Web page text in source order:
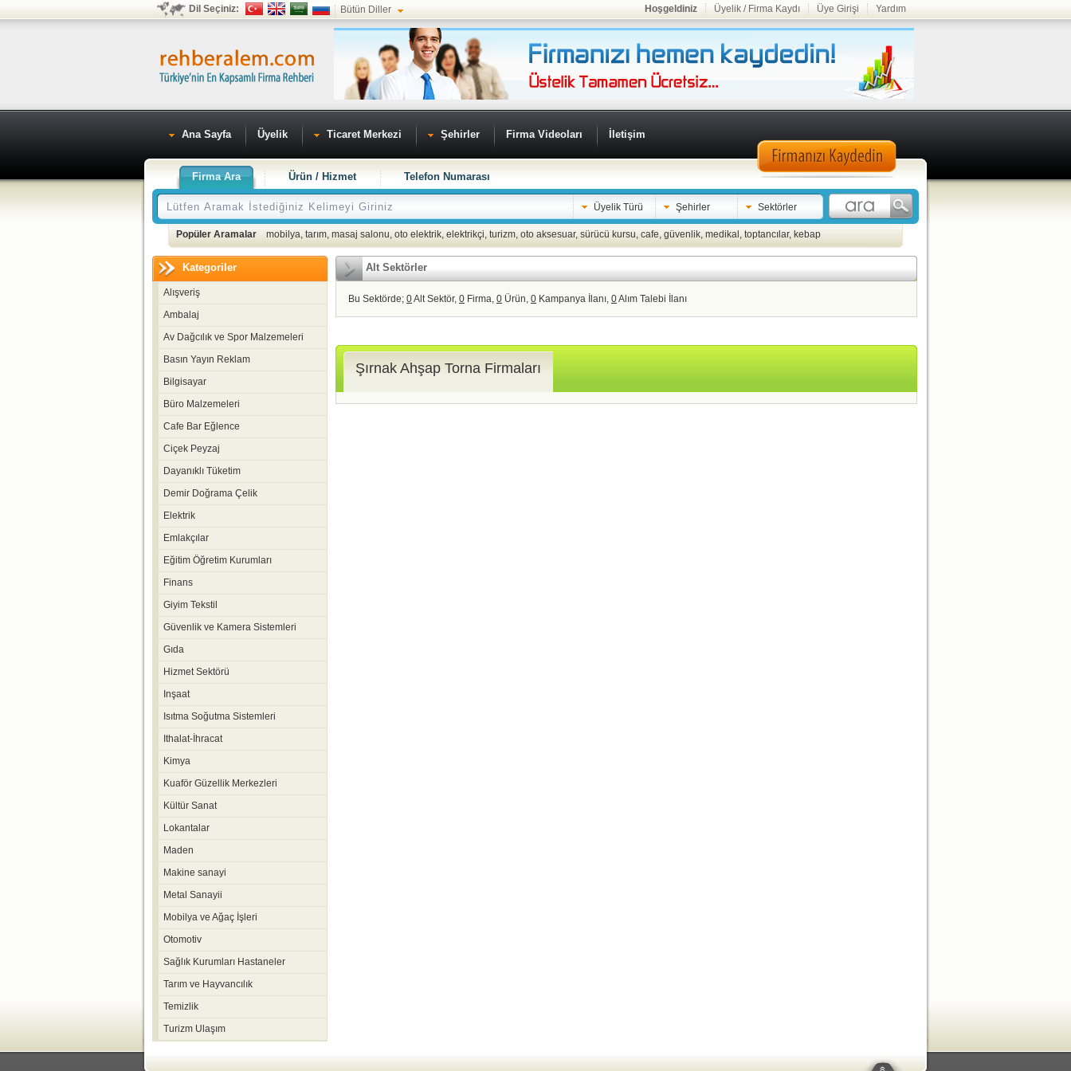
Dil Seçiniz: Bütün Diller Hoşgeldiniz Üyelik / Firma Kaydı Üye Girişi Yardım
Ana Sayfa Üyelik Ticaret Merkezi Şehirler Firma Videoları İletişim
Firma Ara Ürün / Hizmet Telefon Numarası
Üyelik Türü Şehirler Sektörler
Popüler Aramalar mobilya, tarım, masaj salonu, oto elektrik, elektrikçi, turizm, oto aksesuar, sürücü kursu, cafe, güvenlik, medikal , toptancılar, kebap
Kategoriler
Alışveriş
Ambalaj
Av Dağcılık ve Spor Malzemeleri
Basın Yayın Reklam
Bilgisayar
Büro Malzemeleri
Cafe Bar Eğlence
Ciçek Peyzaj
Dayanıklı Tüketim
Demir Doğrama Çelik
Elektrik
Emlakçılar
Eğitim Öğretim Kurumları
Finans
Giyim Tekstil
Güvenlik ve Kamera Sistemleri
Gıda
Hizmet Sektörü
Inşaat
Isıtma Soğutma Sistemleri
Ithalat-İhracat
Kimya
Kuaför Güzellik Merkezleri
Kültür Sanat
Lokantalar
Maden
Makine sanayi
Metal Sanayii
Mobilya ve Ağaç İşleri
Otomotiv
Sağlık Kurumları Hastaneler
Tarım ve Hayvancılık
Temizlik
Turizm Ulaşım
Alt Sektörler
Bu Sektörde; 0Alt Sektör, 0 Firma, 0 Ürün, 0 Kampanya İlanı, 0Alım Talebi İlanı
Şırnak Ahşap Torna Firmaları